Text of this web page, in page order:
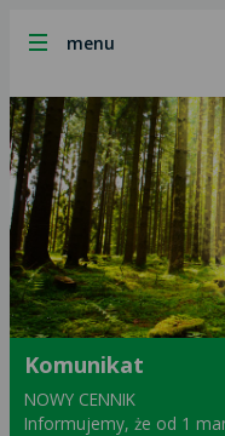
Komunikat
NOWY CENNIK
Informujemy, że od 1
menu